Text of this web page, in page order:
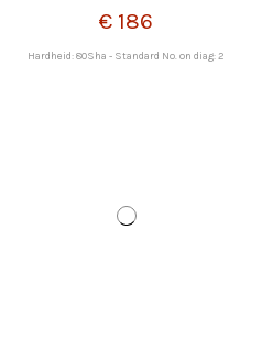
€ 186
Hardheid: 80Sha - Standard No. on diag: 2